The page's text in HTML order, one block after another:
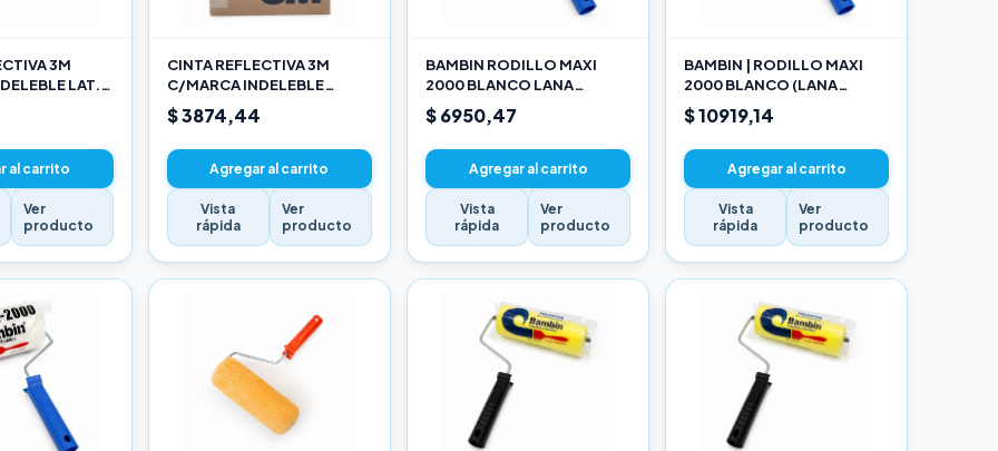
3M
LAT.
al carrito
Ver
producto
CINTA REFLECTIVA 3M
C/MARCA INDELEBLE
TRASERA BLANCA Y ROJO X
METRO
$ 3874,44
Agregar al carrito
Vista
rápida
Ver
producto
BAMBIN RODILLO MAXI
2000 BLANCO LANA
SELECCIONADA 10 CM
$ 6950,47
Agregar al carrito
Vista
rápida
Ver
producto
BAMBIN | RODILLO MAXI
2000 BLANCO (LANA
SELECCIONADA) 17CM
$ 10919,14
Agregar al carrito
Vista
rápida
Ver
producto